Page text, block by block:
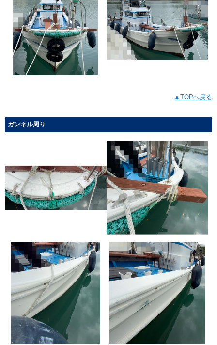
▲TOPへ戻る
ガンネル周り